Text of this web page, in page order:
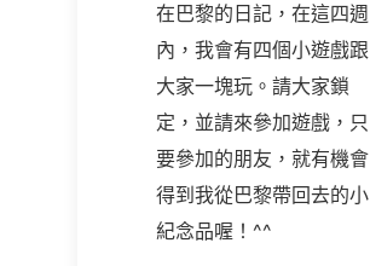
在巴黎的日記，在這四週
內，我會有四個小遊戲跟
大家一塊玩。請大家鎖
定，並請來參加遊戲，只
要參加的朋友，就有機會
得到我從巴黎帶回去的小
紀念品喔！^^